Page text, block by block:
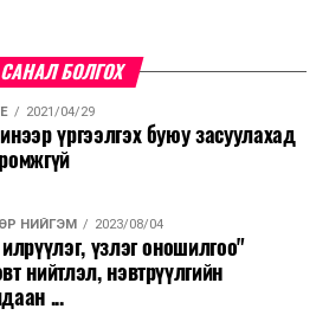
САНАЛ БОЛГОХ
2021/04/29
үргээлгэх буюу засуулахад
НИЙГЭМ 2023/08/04
үзлэг оношилгоо"
нийтлэл, нэвтрүүлгийн
...